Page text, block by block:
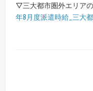
▽三大都市圏外エリア
年8月度派遣時給_三大都